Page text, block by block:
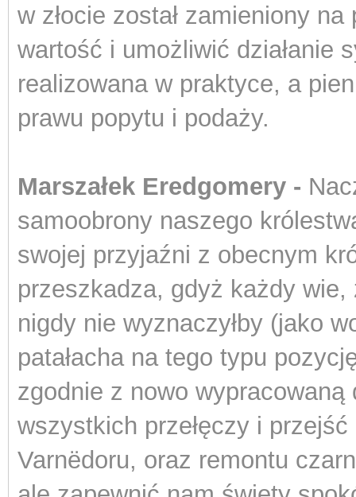
w złocie został zamieniony
wartość i umożliwić działanie
realizowana w praktyce, a
prawu popytu i podaży.
Marszałek Eredgomery -
samoobrony naszego
swojej przyjaźni z obecnym
przeszkadza, gdyż każdy
nigdy nie wyznaczyłby (jako
patałacha na tego typu
zgodnie z nowo
wszystkich przełęczy i
Varnëdoru, oraz remontu